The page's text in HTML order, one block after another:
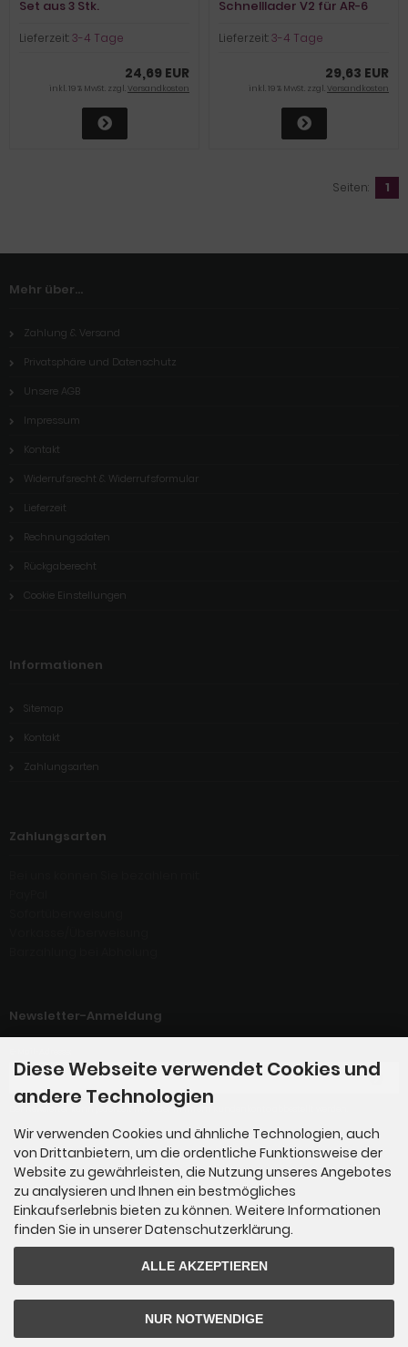
Set aus 3 Stk.
Lieferzeit:3-4 Tage
24,69 EUR
inkl. 19 % MwSt. zzgl.Versandkosten
Schnelllader V2 für AR-6
Lieferzeit:3-4 Tage
29,63 EUR
inkl. 19 % MwSt. zzgl.Versandkosten
Seiten: 1
Mehr über...
Zahlung & Versand
Privatsphäre und Datenschutz
Unsere AGB
Impressum
Kontakt
Widerrufsrecht & Widerrufsformular
Lieferzeit
Rechnungsdaten
Rückgaberecht
Cookie Einstellungen
Informationen
Sitemap
Kontakt
Zahlungsarten
Zahlungsarten
Newsletter-Anmeldung
Der Newsletter kann jederzeit hier oder in Ihrem Kundenkonto abbestellt werden.
Kontakt
Crossbow Action World UG (haftungsbeschränkt)
An der Alten Post 3
D-04205 Leipzig
Telefon: 03 41 - 39 29 54 79
E-Mail:
Diese Webseite verwendet Cookies und
andere Technologien
Wir verwenden Cookies und ähnliche Technologien, auch
von Drittanbietern, um die ordentliche Funktionsweise der
Website zu gewährleisten, die Nutzung unseres Angebotes
zu analysieren und Ihnen ein bestmögliches
Einkaufserlebnis bieten zu können. Weitere Informationen
finden Sie in unserer Datenschutzerklärung.
ALLE AKZEPTIEREN
NUR NOTWENDIGE